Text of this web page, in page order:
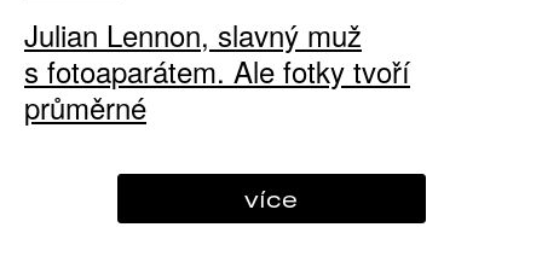
Julian Lennon, slavný muž
s fotoaparátem. Ale fotky tvoří
průměrné
více